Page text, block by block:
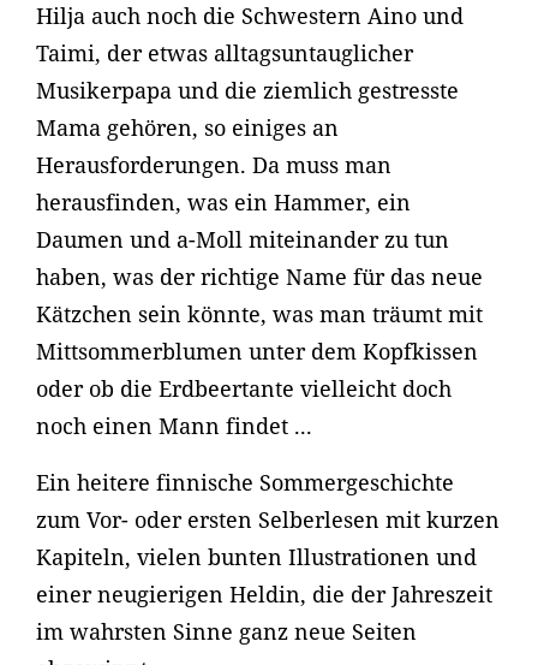
Hilja auch noch die Schwestern Aino und
Taimi, der etwas alltagsuntauglicher
Musikerpapa und die ziemlich gestresste
Mama gehören, so einiges an
Herausforderungen. Da muss man
herausfinden, was ein Hammer, ein
Daumen und a-Moll miteinander zu tun
haben, was der richtige Name für das neue
Kätzchen sein könnte, was man träumt mit
Mittsommerblumen unter dem Kopfkissen
oder ob die Erdbeertante vielleicht doch
noch einen Mann findet ...
Ein heitere finnische Sommergeschichte
zum Vor- oder ersten Selberlesen mit kurzen
Kapiteln, vielen bunten Illustrationen und
einer neugierigen Heldin, die der Jahreszeit
im wahrsten Sinne ganz neue Seiten